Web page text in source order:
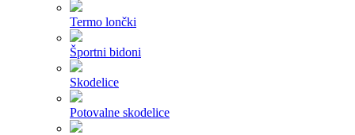
Termo lončki
Športni bidoni
Skodelice
Potovalne skodelice